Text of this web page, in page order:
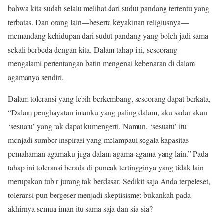
bahwa kita sudah selalu melihat dari sudut pandang tertentu yang
terbatas. Dan orang lain—beserta keyakinan religiusnya—
memandang kehidupan dari sudut pandang yang boleh jadi sama
sekali berbeda dengan kita. Dalam tahap ini, seseorang
mengalami pertentangan batin mengenai kebenaran di dalam
agamanya sendiri.
Dalam toleransi yang lebih berkembang, seseorang dapat berkata,
“Dalam penghayatan imanku yang paling dalam, aku sadar akan
‘sesuatu’ yang tak dapat kumengerti. Namun, ‘sesuatu’ itu
menjadi sumber inspirasi yang melampaui segala kapasitas
pemahaman agamaku juga dalam agama-agama yang lain.” Pada
tahap ini toleransi berada di puncak tertingginya yang tidak lain
merupakan tubir jurang tak berdasar. Sedikit saja Anda terpeleset,
toleransi pun bergeser menjadi skeptisisme: bukankah pada
akhirnya semua iman itu sama saja dan sia-sia?